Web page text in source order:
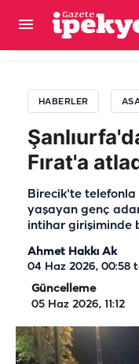
HABERLER
Fırat'a
Birecik'te telefonla
yaşayan genç
intihar girişiminde
Ahmet Hakkı Ak
04 Haz 2026, 00:58
Güncelleme
05 Haz 2026, 11:12
Komşu kentte